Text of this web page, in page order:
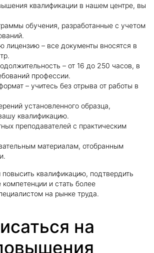
квалификации в нашем центре, вы
обучения, разработанные с учетом
лицензию – все документы вносятся в
– от 16 до 250 часов, в
профессии.
– учитесь без отрыва от работы в
установленного образца,
квалификацию.
преподавателей с практическим
материалам, отобранным
квалификацию, подтвердить
и стать более
на рынке труда.
на